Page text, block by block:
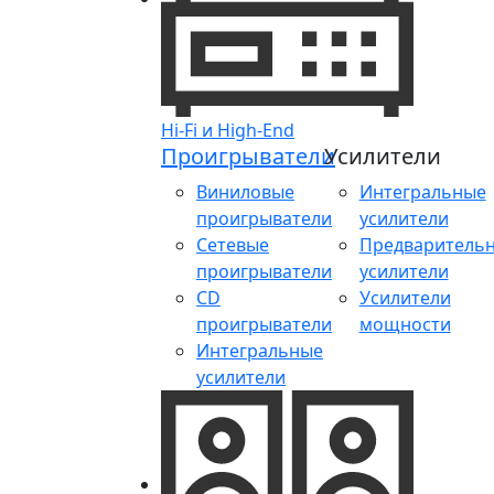
Hi-Fi и High-End
Проигрыватели
Виниловые
проигрыватели
Сетевые
проигрыватели
CD
проигрыватели
Интегральные
усилители
Усилители
Интегральные
усилители
усилители
Усилители
мощности